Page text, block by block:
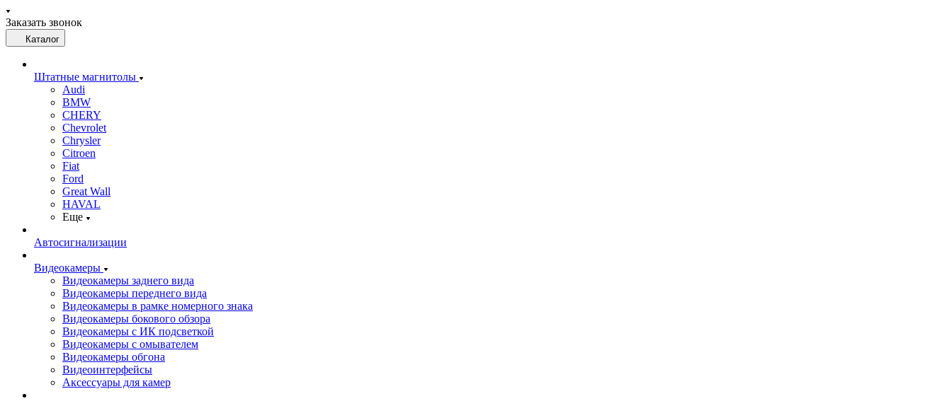
Заказать звонок
Каталог
Штатные магнитолы
Audi
BMW
CHERY
Chevrolet
Chrysler
Citroen
Fiat
Ford
Great Wall
HAVAL
Еще
Автосигнализации
Видеокамеры
Видеокамеры заднего вида
Видеокамеры переднего вида
Видеокамеры в рамке номерного знака
Видеокамеры бокового обзора
Видеокамеры с ИК подсветкой
Видеокамеры с омывателем
Видеокамеры обгона
Видеоинтерфейсы
Аксессуары для камер